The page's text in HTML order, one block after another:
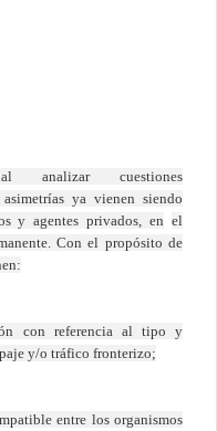
analizar cuestiones
ya vienen siendo
y agentes privados, en el
Con el propósito de
con referencia al tipo y
y/o tráfico fronterizo;
entre los organismos